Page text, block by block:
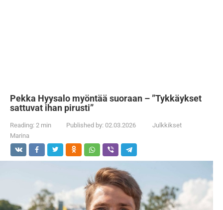
Pekka Hyysalo myöntää suoraan – ”Tykkäykset
sattuvat ihan pirusti”
Reading: 2 min Published by: 02.03.2026
Julkkikset
Marina